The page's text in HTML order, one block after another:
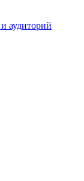
аудиторий